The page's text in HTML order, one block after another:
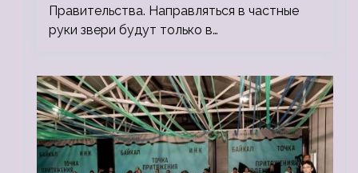
Правительства. Направляться в частные
руки звери будут только в…